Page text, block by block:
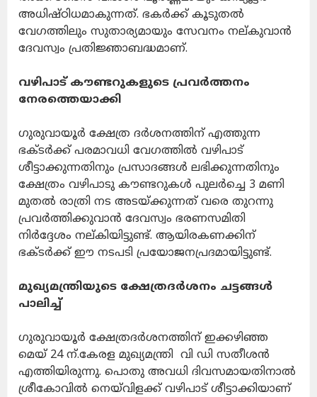
അധിഷ്ഠിധമാകുന്നത്. ഭകർക്ക് കൂടുതൽ
വേഗത്തിലും സുതാര്യമായും സേവനം നല്‌കുവാൻ
ദേവസ്വം പ്രതിജ്ഞാബദ്ധമാണ്.
വഴിപാട് കൗണ്ടറുകളുടെ പ്രവർത്തനം
നേരത്തെയാക്കി
ഗുരുവായൂർ ക്ഷേത്ര ദർശനത്തിന് എത്തുന്ന
ഭക്ടർക്ക് പരമാവധി വേഗത്തിൽ വഴിപാട്
ശീട്ടാക്കുന്നതിനും പ്രസാദങ്ങൾ ലഭിക്കുന്നതിനും
ക്ഷേത്രം വഴിപാടു കൗണ്ടറുകൾ പുലർച്ചെ 3 മണി
മുതൽ രാത്രി നട അടയ്ക്കുന്നത് വരെ തുറന്നു
പ്രവർത്തിക്കുവാൻ ദേവസ്വം ഭരണസമിതി
നിർദ്ദേശം നല്‌കിയിട്ടുണ്ട്. ആയിരകണക്കിന്
ഭക്ടർക്ക് ഈ നടപടി പ്രയോജനപ്രദമായിട്ടുണ്ട്.
മുഖ്യമന്ത്രിയുടെ ക്ഷേത്രദർശനം ചട്ടങ്ങൾ
പാലിച്ച്
ഗുരുവായൂർ ക്ഷേത്രദർശനത്തിന് ഇക്കഴിഞ്ഞ
മെയ് 24 ന്.കേരള മുഖ്യമന്ത്രി വി ഡി സതീശൻ
എത്തിയിരുന്നു. പൊതു അവധി ദിവസമായതിനാൽ
ശ്രീകോവിൽ നെയ്‌വിളക്ക് വഴിപാട് ശീട്ടാക്കിയാണ്